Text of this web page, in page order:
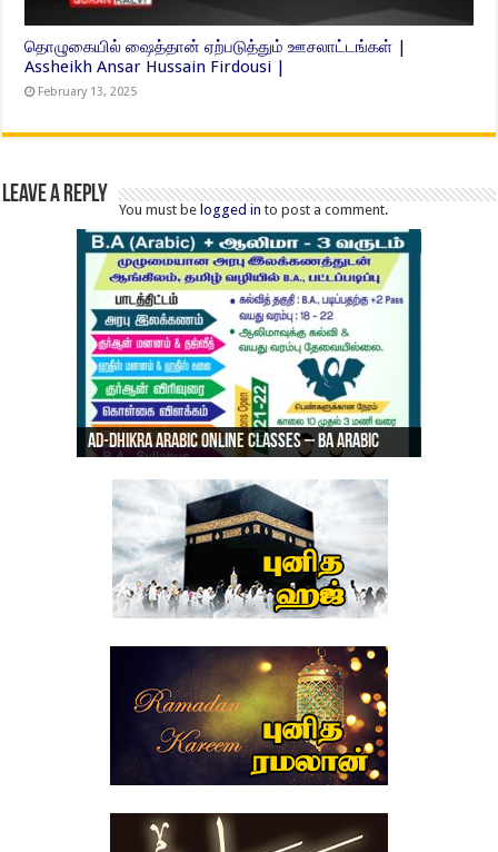
தொழுகையில் ஷைத்தான் ஏற்படுத்தும் ஊசலாட்டங்கள் |
Assheikh Ansar Hussain Firdousi |
February 13, 2025
Leave a Reply
You must belogged in to post a comment.
Ad-Dhikra Arabic Online Classes – Admission
Open 2022 – 23
Ad-Dhikra Arabic Online Classes – BA Arabic
AD DHIKRA ARABIC COLLEGE ADMISSION
ரியாத் ஜும்ஆ தமிழாக்கம், Jamia Al Hajiri
Masjid (Kuwait Masjid), Malaz, Riyadh